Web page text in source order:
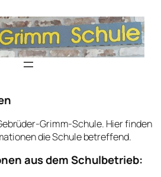
Grimm-Schule. Hier finden
die Schule betreffend.
aus dem Schulbetrieb: